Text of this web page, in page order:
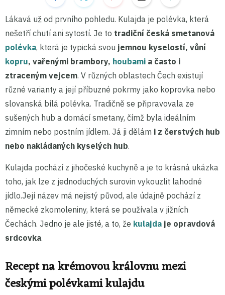
Lákavá už od prvního pohledu. Kulajda je polévka, která
nešetří chutí ani sytostí. Je to tradiční česká smetanová
polévka, která je typická svou jemnou kyselostí, vůní
kopru, vařenými brambory, houbami a často i
ztraceným vejcem. V různých oblastech Čech existují
různé varianty a její příbuzné pokrmy jako koprovka nebo
slovanská bílá polévka. Tradičně se připravovala ze
sušených hub a domácí smetany, čímž byla ideálním
zimním nebo postním jídlem. Já ji dělám i z čerstvých hub
nebo nakládaných kyselých hub.
Kulajda pochází z jihočeské kuchyně a je to krásná ukázka
toho, jak lze z jednoduchých surovin vykouzlit lahodné
jídlo.Její název má nejistý původ, ale údajně pochází z
německé zkomoleniny, která se používala v jižních
Čechách. Jedno je ale jisté, a to, že kulajda je opravdová
srdcovka.
Recept na krémovou královnu mezi
českými polévkami kulajdu